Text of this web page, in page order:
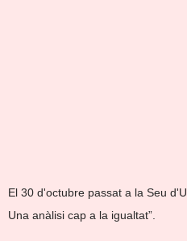
El 30 d'octubre passat a la Seu
Una anàlisi cap a la igualtat”.